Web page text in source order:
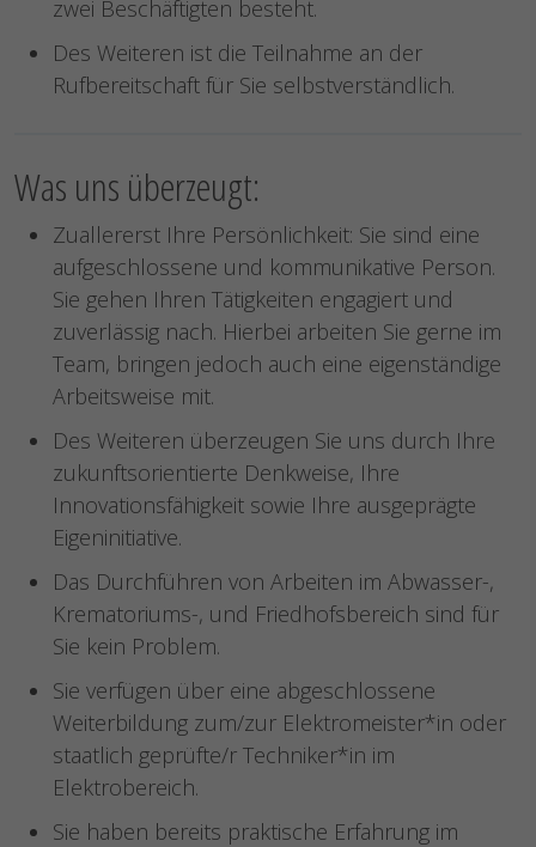
zwei Beschäftigten besteht.
Des Weiteren ist die Teilnahme an der
Rufbereitschaft für Sie selbstverständlich.
Was uns überzeugt:
Zuallererst Ihre Persönlichkeit: Sie sind eine
aufgeschlossene und kommunikative Person.
Sie gehen Ihren Tätigkeiten engagiert und
zuverlässig nach. Hierbei arbeiten Sie gerne im
Team, bringen jedoch auch eine eigenständige
Arbeitsweise mit.
Des Weiteren überzeugen Sie uns durch Ihre
zukunftsorientierte Denkweise, Ihre
Innovationsfähigkeit sowie Ihre ausgeprägte
Eigeninitiative.
Das Durchführen von Arbeiten im Abwasser-,
Krematoriums-, und Friedhofsbereich sind für
Sie kein Problem.
Sie verfügen über eine abgeschlossene
Weiterbildung zum/zur Elektromeister*in oder
staatlich geprüfte/r Techniker*in im
Elektrobereich.
Sie haben bereits praktische Erfahrung im